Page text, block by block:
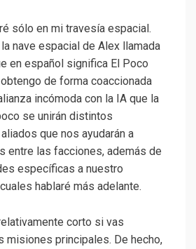
sólo en mi travesía espacial.
nave espacial de Alex llamada
en español significa El Poco
de forma coaccionada
incómoda con la IA que la
se unirán distintos
que nos ayudarán a
entre las facciones, además de
específicas a nuestro
hablaré más adelante.
corto si vas
misiones principales. De hecho,